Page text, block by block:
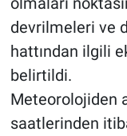
devrilmeleri ve
hattından ilgili
belirtildi.
Meteorolojiden
saatlerinden